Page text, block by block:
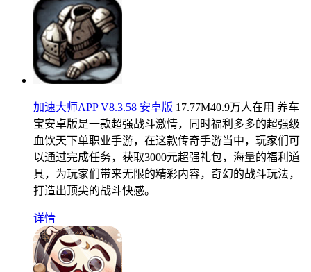
加速大师APP V8.3.58 安卓版 17.77M40.9万人在用 养车
宝安卓版是一款超强战斗激情，同时福利多多的超强级
血饮天下单职业手游，在这款传奇手游当中，玩家们可
以通过完成任务，获取3000元超强礼包，海量的福利道
具，为玩家们带来无限的精彩内容，奇幻的战斗玩法，
打造出顶尖的战斗快感。
详情